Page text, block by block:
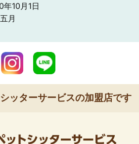
10月1日
月
ッターサービスの加盟店です